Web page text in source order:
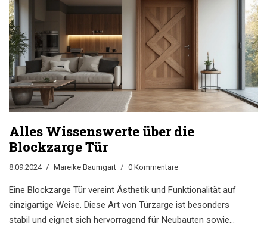
Alles Wissenswerte über die
Blockzarge Tür
8.09.2024 Mareike Baumgart 0 Kommentare
Eine Blockzarge Tür vereint Ästhetik und Funktionalität auf
einzigartige Weise. Diese Art von Türzarge ist besonders
stabil und eignet sich hervorragend für Neubauten sowie